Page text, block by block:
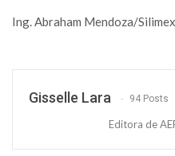
Ing. Abraham Mendoza/Silimex
Gisselle Lara 94 Posts
Editora de